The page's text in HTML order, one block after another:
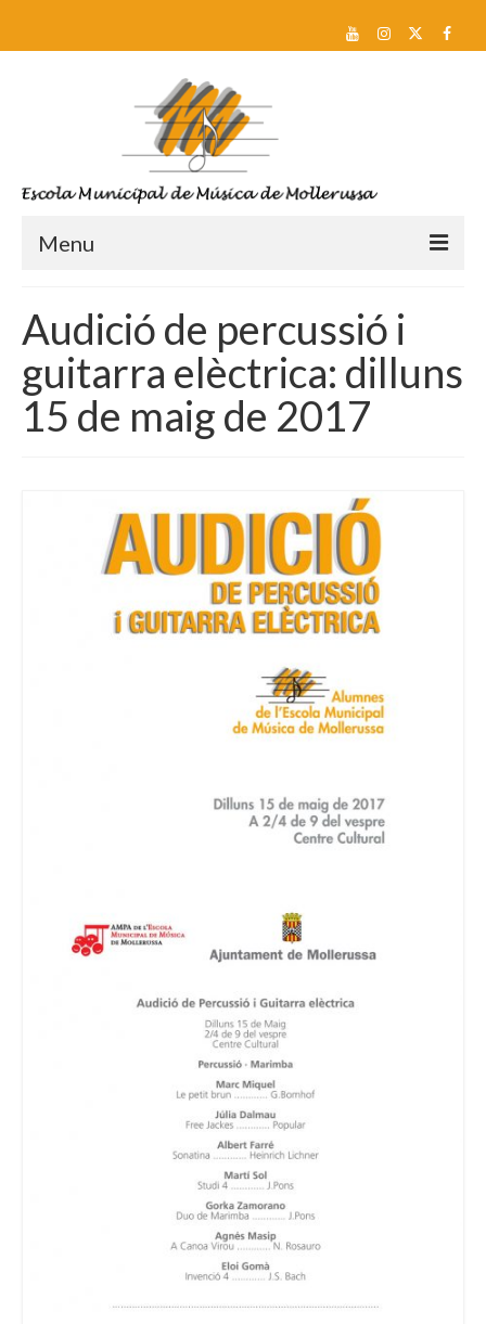
Menu
Escola
Sobre nosaltres
Equip docent
Consell Escolar
Calendari escolar
Documentació
Contacta
Audició de percussió i
guitarra elèctrica: dilluns
15 de maig de 2017